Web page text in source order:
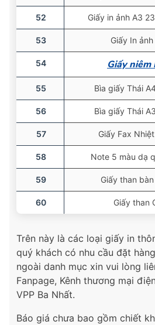
52 Giấy in ảnh A3
53 Giấy In ảnh
54 Giấy niêm
55 Bìa giấy Thái
56 Bìa giấy Thái
57 Giấy Fax
58 Note 5 màu dạ
59 Giấy than
60 Giấy than
Trên này là các loại giấy in
quý khách có nhu cầu đặt
ngoài danh mục xin vui lòng
Fanpage, Kênh thương mại
VPP Ba Nhất.
Báo giá chưa bao gồm chiết